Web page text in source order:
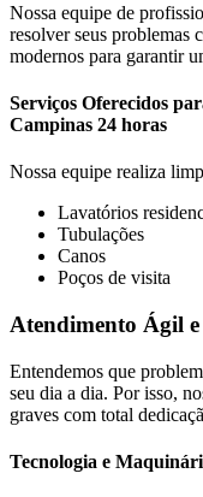
Nossa equipe de
resolver seus problemas
modernos para garantir
Serviços Oferecidos
Campinas 24 horas
Nossa equipe realiza
Lavatórios
Tubulações
Canos
Poços de visita
Atendimento Ágil
Entendemos que
seu dia a dia. Por isso,
graves com total
Tecnologia e